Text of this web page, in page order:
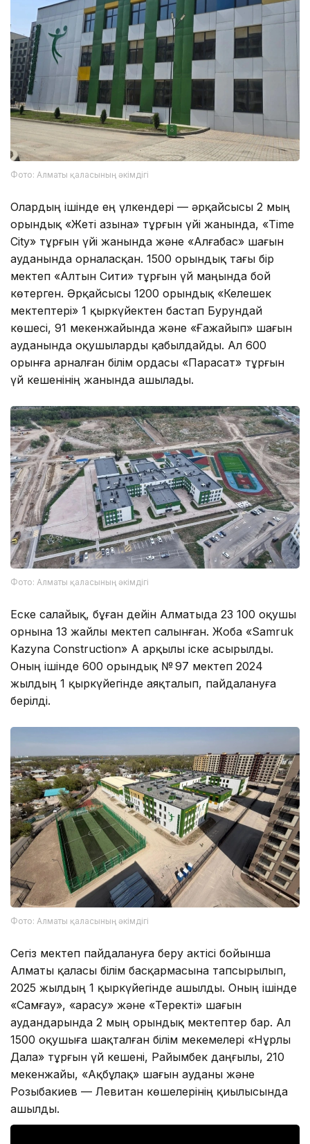
Фото: Алматы қаласының әкімдігі
Олардың ішінде ең үлкендері — әрқайсысы 2 мың
орындық «Жеті Қазына» тұрғын үйі жанында, «Time
City» тұрғын үйі жанында және «Алғабас» шағын
ауданында орналасқан. 1500 орындық тағы бір
мектеп «Алтын Сити» тұрғын үй маңында бой
көтерген. Әрқайсысы 1200 орындық «Келешек
мектептері» 1 қыркүйектен бастап Бурундай
көшесі, 91 мекенжайында және «Ғажайып» шағын
ауданында оқушыларды қабылдайды. Ал 600
орынға арналған білім ордасы «Парасат» тұрғын
үй кешенінің жанында ашылады.
Фото: Алматы қаласының әкімдігі
Еске салайық, бұған дейін Алматыда 23 100 оқушы
орнына 13 жайлы мектеп салынған. Жоба «Samruk
Kazyna Construction» АҚ арқылы іске асырылды.
Оның ішінде 600 орындық № 97 мектеп 2024
жылдың 1 қыркүйегінде аяқталып, пайдалануға
берілді.
Фото: Алматы қаласының әкімдігі
Сегіз мектеп пайдалануға беру актісі бойынша
Алматы қаласы білім басқармасына тапсырылып,
2025 жылдың 1 қыркүйегінде ашылды. Оның ішінде
«Самғау», «Қарасу» және «Теректі» шағын
аудандарында 2 мың орындық мектептер бар. Ал
1500 оқушыға шақталған білім мекемелері «Нұрлы
Дала» тұрғын үй кешені, Райымбек даңғылы, 210
мекенжайы, «Ақбұлақ» шағын ауданы және
Розыбакиев — Левитан көшелерінің қиылысында
ашылды.